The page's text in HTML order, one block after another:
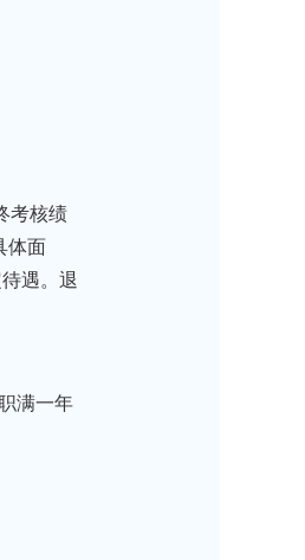
考核绩
体面
遇。退
满一年